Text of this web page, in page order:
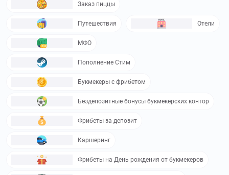
Заказ пиццы
Путешествия Отели
МФО
Пополнение Стим
Букмекеры с фрибетом
Бездепозитные бонусы букмекерских контор
Фрибеты за депозит
Каршеринг
Фрибеты на День рождения от букмекеров